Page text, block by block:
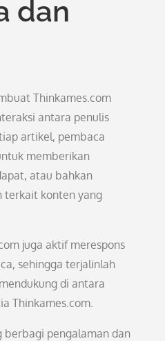
dan
Thinkames.com
antara penulis
artikel, pembaca
memberikan
atau bahkan
terkait konten yang
juga aktif merespons
sehingga terjalinlah
di antara
Thinkames.com.
berbagi pengalaman dan